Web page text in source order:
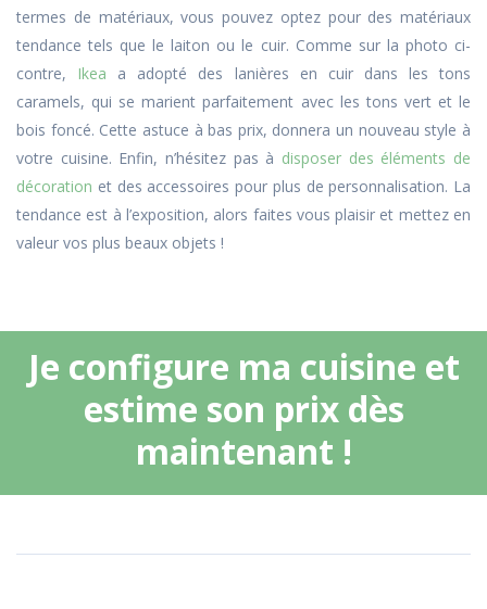
termes de matériaux, vous pouvez optez pour des matériaux
tendance tels que le laiton ou le cuir. Comme sur la photo ci-
contre, Ikea a adopté des lanières en cuir dans les tons
caramels, qui se marient parfaitement avec les tons vert et le
bois foncé. Cette astuce à bas prix, donnera un nouveau style à
votre cuisine. Enfin, n’hésitez pas à disposer des éléments de
décoration et des accessoires pour plus de personnalisation. La
tendance est à l’exposition, alors faites vous plaisir et mettez en
valeur vos plus beaux objets !
Je configure ma cuisine et
estime son prix dès
maintenant !